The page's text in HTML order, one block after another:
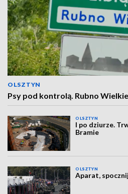
OLSZTYN
Psy pod kontrolą. Rubno
OLSZTYN
I po dziurze.
Bramie
OLSZTYN
Aparat,